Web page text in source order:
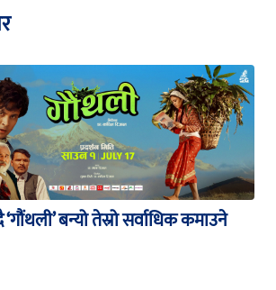
बन्यो तेस्रो सर्वाधिक कमाउने